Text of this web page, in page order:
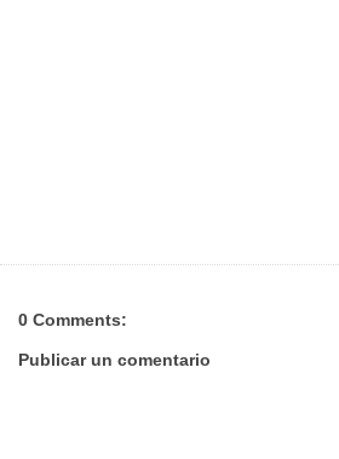
0 Comments:
Publicar un comentario